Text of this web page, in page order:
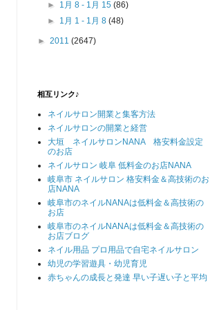
► 1月 8 - 1月 15(86)
► 1月 1 - 1月 8(48)
► 2011 (2647)
相互リンク♪
ネイルサロン開業と集客方法
ネイルサロンの開業と経営
大垣 ネイルサロンNANA 格安料金設定
のお店
ネイルサロン 岐阜 低料金のお店NANA
岐阜市 ネイルサロン 格安料金＆高技術のお
店NANA
岐阜市のネイルNANAは低料金＆高技術の
お店
岐阜市のネイルNANAは低料金＆高技術の
お店ブログ
ネイル用品 プロ用品で自宅ネイルサロン
幼児の学習遊具・幼児育児
赤ちゃんの成長と発達 早い子遅い子と平均